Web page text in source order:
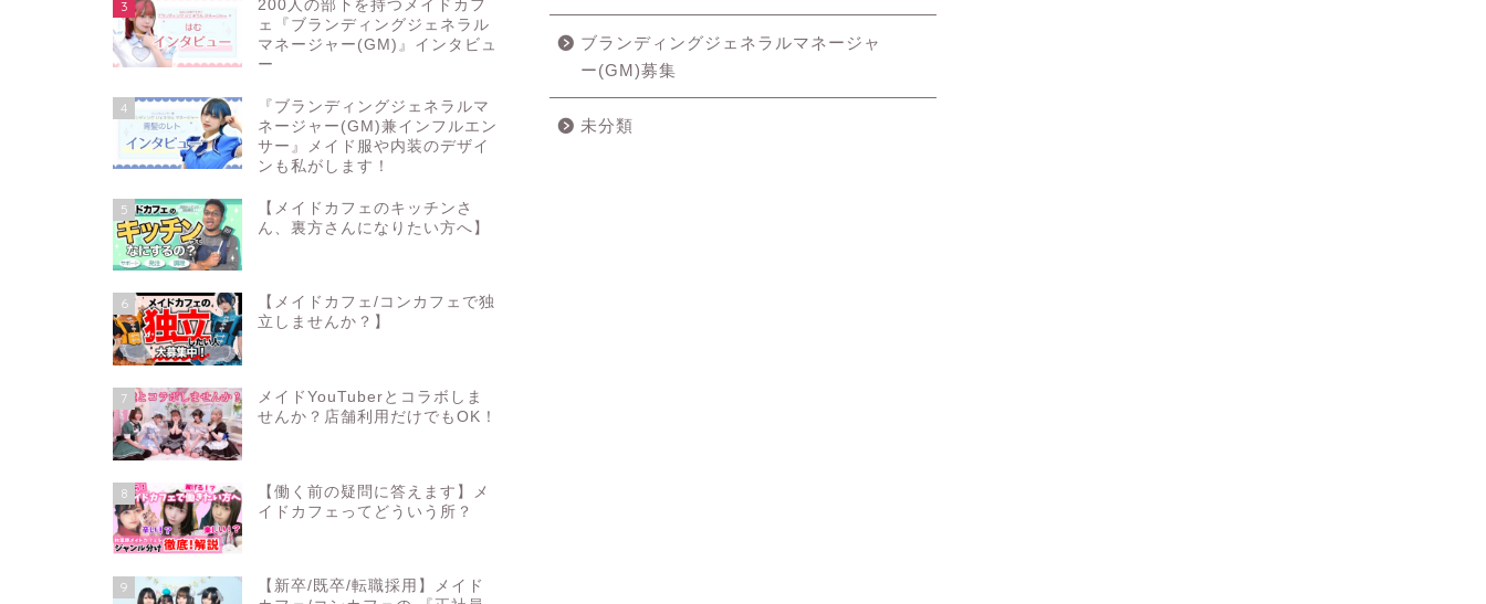
3
200人の部下を持つメイドカフ
ェ『ブランディングジェネラル
マネージャー(GM)』インタビュ
ー
4
『ブランディングジェネラルマ
ネージャー(GM)兼インフルエン
サー』メイド服や内装のデザイ
ンも私がします！
5
【メイドカフェのキッチンさ
ん、裏方さんになりたい方へ】
6
【メイドカフェ/コンカフェで独
立しませんか？】
7
メイドYouTuberとコラボしま
せんか？店舗利用だけでもOK！
8
【働く前の疑問に答えます】メ
イドカフェってどういう所？
9
【新卒/既卒/転職採用】メイド
ブランディングジェネラルマネージャ
ー(GM)募集
未分類